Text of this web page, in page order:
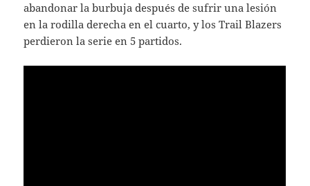
abandonar la burbuja después de sufrir una lesión
en la rodilla derecha en el cuarto, y los Trail Blazers
perdieron la serie en 5 partidos.